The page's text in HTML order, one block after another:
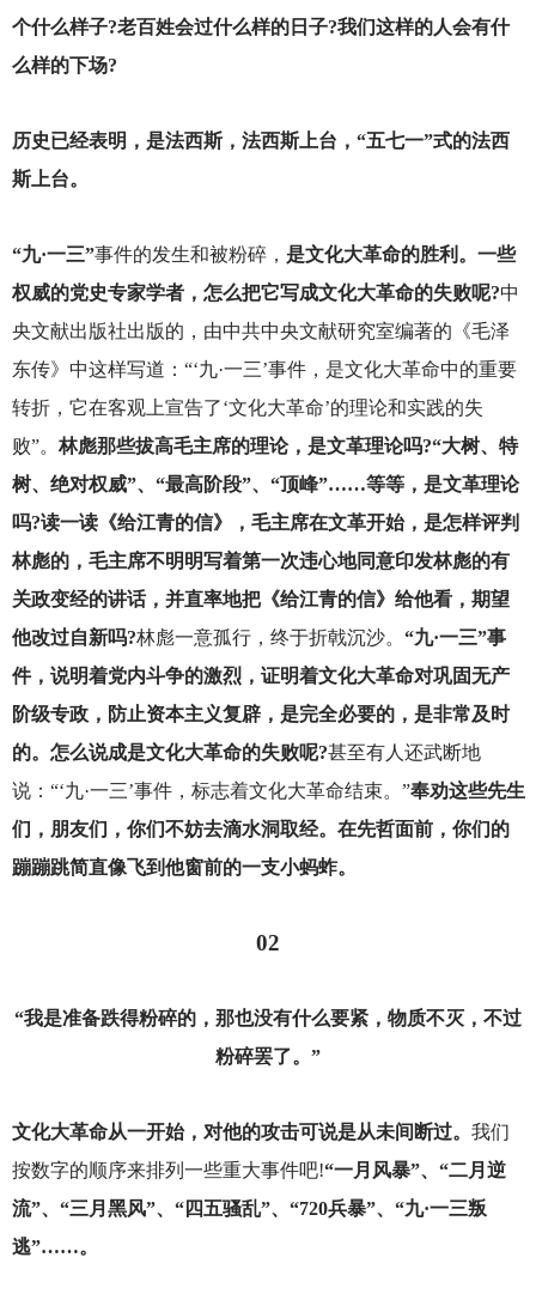
个什么样子?老百姓会过什么样的日子?我们这样的人会有什
么样的下场?
历史已经表明，是法西斯，法西斯上台，“五七一”式的法西
斯上台。
“九·一三”事件的发生和被粉碎， 是文化大革命的胜利。一些
权威的党史专家学者，怎么把它写成文化大革命的失败呢?中
央文献出版社出版的，由中共中央文献研究室编著的《毛泽
东传》中这样写道：“‘九·一三’事件，是文化大革命中的重要
转折，它在客观上宣告了‘文化大革命’的理论和实践的失
败”。 林彪那些拔高毛主席的理论，是文革理论吗?“大树、特
树、绝对权威”、“最高阶段”、“顶峰”……等等，是文革理论
吗?读一读《给江青的信》，毛主席在文革开始，是怎样评判
林彪的，毛主席不明明写着第一次违心地同意印发林彪的有
关政变经的讲话，并直率地把《给江青的信》给他看，期望
他改过自新吗?林彪一意孤行，终于折戟沉沙。 “九·一三”事
件，说明着党内斗争的激烈，证明着文化大革命对巩固无产
阶级专政，防止资本主义复辟，是完全必要的，是非常及时
的。怎么说成是文化大革命的失败呢?甚至有人还武断地
说：“‘九·一三’事件，标志着文化大革命结束。”奉劝这些先生
们，朋友们，你们不妨去滴水洞取经。在先哲面前，你们的
蹦蹦跳简直像飞到他窗前的一支小蚂蚱。
02
“我是准备跌得粉碎的，那也没有什么要紧，物质不灭，不过
粉碎罢了。”
文化大革命从一开始，对他的攻击可说是从未间断过。 我们
按数字的顺序来排列一些重大事件吧!“一月风暴”、“二月逆
流”、“三月黑风”、“四五骚乱”、“720兵暴”、“九·一三叛
逃”……。